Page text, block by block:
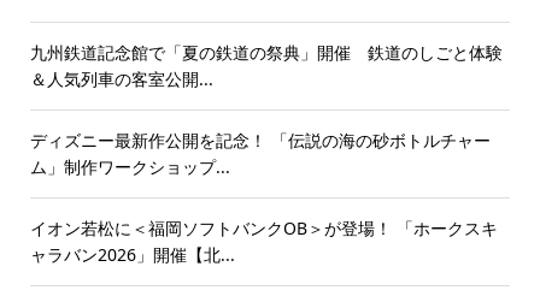
九州鉄道記念館で「夏の鉄道の祭典」開催 鉄道のしごと体験
＆人気列車の客室公開...
ディズニー最新作公開を記念！ 「伝説の海の砂ボトルチャー
ム」制作ワークショップ...
イオン若松に＜福岡ソフトバンクOB＞が登場！ 「ホークスキ
ャラバン2026」開催【北...